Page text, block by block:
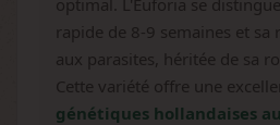
optimal. L'Euforia se
rapide de 8-9 semaines et
aux parasites, héritée de sa
Cette variété offre une
génétiques hollandaises